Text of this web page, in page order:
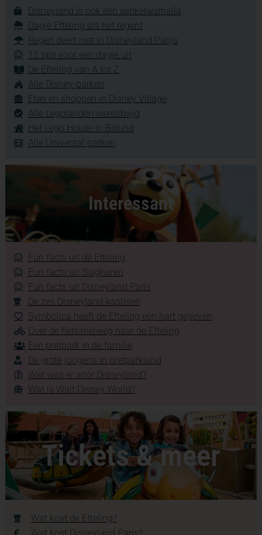
Disneyland is ook een winkelwalhalla
Dagje Efteling als het regent
Regen deert niet in Disneyland Parijs
15 tips voor een dagje uit
De Efteling van A tot Z
Alle Disney-parken
Eten en shoppen in Disney Village
Alle Legolanden wereldwijd
Het Lego House in Billund
Alle Universal-parken
Interessant
Fun facts uit de Efteling
Fun facts uit Slagharen
Fun facts uit Disneyland Paris
De zes Disneyland-kastelen
Symbolica heeft de Efteling een hart gegeven
Over de fietssnelweg naar de Efteling
Een pretpark in de familie
De grote jongens in pretparkland
Wat was er vóór Disneyland?
Wat is Walt Disney World?
Tickets & meer
Wat kost de Efteling?